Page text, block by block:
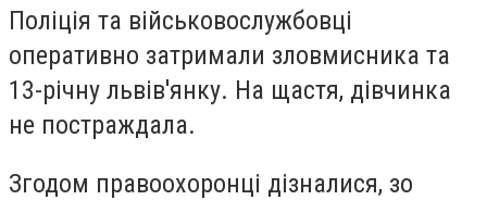
Поліція та військовослужбовці
оперативно затримали зловмисника та
13-річну львів'янку. На щастя, дівчинка
не постраждала.
Згодом правоохоронці дізналися, зо